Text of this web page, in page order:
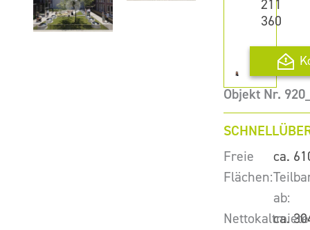
211
360
Objekt Nr.
Freie
Flächen:
ca.
ab:
ca.
Nettokaltmiete